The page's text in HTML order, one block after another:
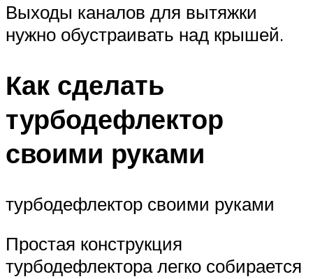
Выходы каналов для вытяжки
нужно обустраивать над крышей.
Как сделать
турбодефлектор
своими руками
турбодефлектор своими руками
Простая конструкция
турбодефлектора легко собирается